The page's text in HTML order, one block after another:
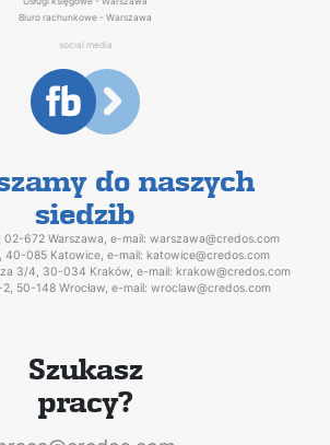
Biuro rachunkowe - Warszawa
social media
do naszych
siedzib
02-672 Warszawa, e-mail: warszawa@credos.com
40-085 Katowice, e-mail: katowice@credos.com
3/4, 30-034 Kraków, e-mail: krakow@credos.com
2, 50-148 Wrocław, e-mail: wroclaw@credos.com
Szukasz
pracy?